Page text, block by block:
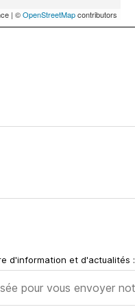
| ©OpenStreetMapcontributors
d'information et d'actualités :